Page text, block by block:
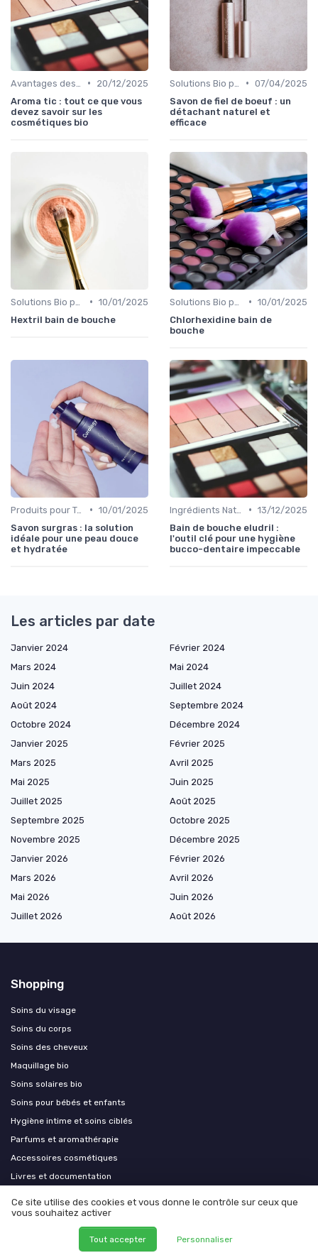
•
20/12/2025
Aroma tic : tout ce que vous
devez savoir sur les
cosmétiques bio
• 07/04/2025
Savon de fiel de boeuf : un
détachant naturel et
efficace
• 10/01/2025
Hextril bain de bouche
• 10/01/2025
Chlorhexidine bain de
bouche
Produits pour Types de Peau • 10/01/2025
Savon surgras : la solution
idéale pour une peau douce
et hydratée
• 13/12/2025
Bain de bouche eludril :
l'outil clé pour une hygiène
bucco-dentaire impeccable
Les articles par date
Janvier 2024
Février 2024
Mars 2024
Mai 2024
Juin 2024
Juillet 2024
Août 2024
Septembre 2024
Octobre 2024
Décembre 2024
Janvier 2025
Février 2025
Mars 2025
Avril 2025
Mai 2025
Juin 2025
Juillet 2025
Août 2025
Septembre 2025
Octobre 2025
Novembre 2025
Décembre 2025
Janvier 2026
Février 2026
Mars 2026
Avril 2026
Mai 2026
Juin 2026
Juillet 2026
Août 2026
Shopping
Soins du visage
Soins du corps
Soins des cheveux
Maquillage bio
Soins solaires bio
Soins pour bébés et enfants
Hygiène intime et soins ciblés
Parfums et aromathérapie
Accessoires cosmétiques
Livres et documentation
Appareils beauté compatibles soins bio
Soins capillaires bio premium
Aromathérapie et phytothérapie premium
Ce site utilise des cookies et vous donne le contrôle sur ceux que
vous souhaitez activer
Tout accepter Personnaliser